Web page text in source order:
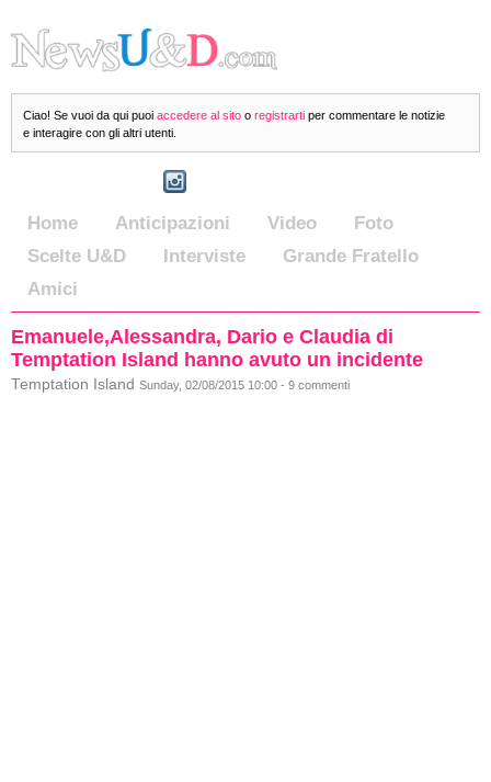
Ciao! Se vuoi da qui puoi accedere al sito o registrarti per commentare le notizie
e interagire con gli altri utenti.
Home Anticipazioni Video
Foto
Scelte U&D
Interviste
Grande Fratello
Amici
Emanuele,Alessandra, Dario e Claudia di
Temptation Island hanno avuto un incidente
Temptation Island Sunday, 02/08/2015 10:00 - 9 commenti